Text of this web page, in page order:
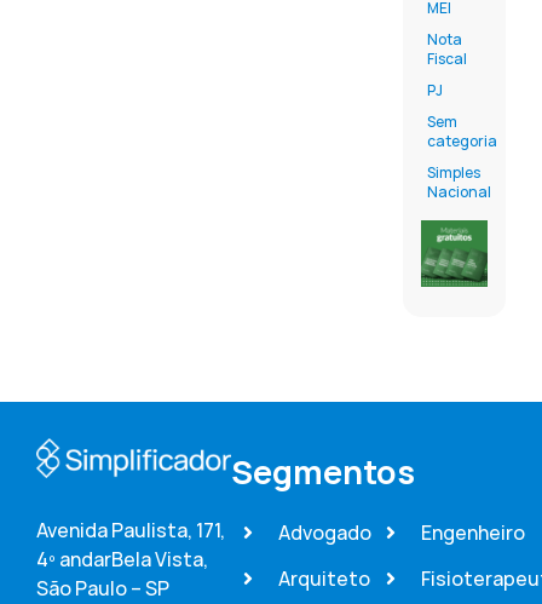
MEI
Nota
Fiscal
PJ
Sem
categoria
Simples
Nacional
Avenida Paulista, 171,
4º andarBela Vista,
São Paulo – SP
Segmentos
Advogado
Arquiteto
Engenheiro